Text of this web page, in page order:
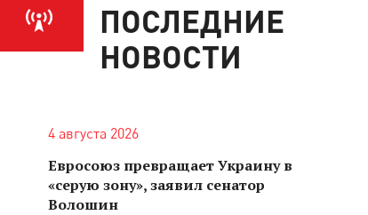
ПОСЛЕДНИЕ
НОВОСТИ
4 августа 2026
Евросоюз превращает Украину в
«серую зону», заявил сенатор
Волошин